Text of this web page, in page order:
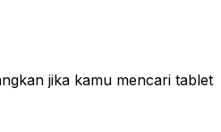
jika kamu mencari tablet